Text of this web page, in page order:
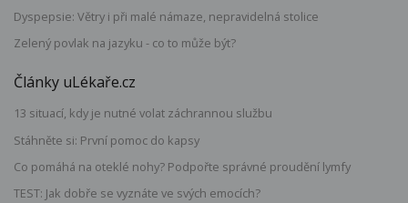
Dyspepsie: Větry i při malé námaze, nepravidelná stolice
Zelený povlak na jazyku - co to může být?
Články uLékaře.cz
13 situací, kdy je nutné volat záchrannou službu
Stáhněte si: První pomoc do kapsy
Co pomáhá na oteklé nohy? Podpořte správné proudění lymfy
TEST: Jak dobře se vyznáte ve svých emocích?